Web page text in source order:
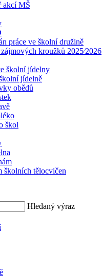
akcí MŠ
práce ve školní družině
kroužků 2025⁄2026
školní jídelny
jídelně
obědů
škol
školních tělocvičen
Hledaný výraz